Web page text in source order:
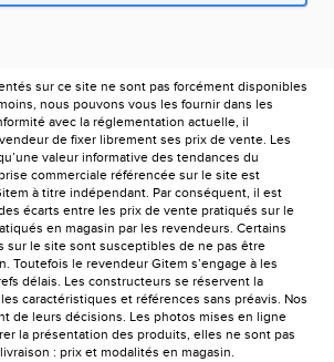
sur ce site ne sont pas forcément disponibles
nous pouvons vous les fournir dans les
avec la réglementation actuelle, il
de fixer librement ses prix de vente. Les
valeur informative des tendances du
commerciale référencée sur le site est
à titre indépendant. Par conséquent, il est
écarts entre les prix de vente pratiqués sur le
en magasin par les revendeurs. Certains
sur le site sont susceptibles de ne pas être
Toutefois le revendeur Gitem s’engage à les
délais. Les constructeurs se réservent la
caractéristiques et références sans préavis. Nos
de leurs décisions. Les photos mises en ligne
la présentation des produits, elles ne sont pas
: prix et modalités en magasin.